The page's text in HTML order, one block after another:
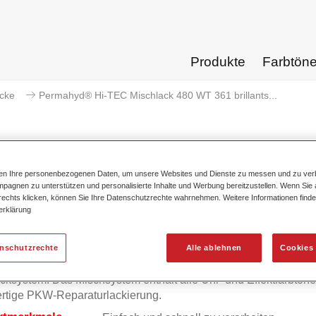
Produkte
Permahyd® Hi-TEC Mischlack 480 WT 361 brillants...
Permahyd® Hi-TEC Mischlack
Hi-TEC Mischlack 480 eignet sich für die Ausmischung
Hi-TEC Basislack 480, einem innovativen
Das Mischsystem enthält alle Uni- und
PKW-Reparaturlackierung.
Ihre personenbezogenen Daten, um unsere Websites und Dienste zu messen und zu
zu unterstützen und personalisierte Inhalte und Werbung bereitzustellen. Wenn Sie
klicken, können Sie Ihre Datenschutzrechte wahrnehmen. Weitere Informationen
Alle ablehnen Cookies